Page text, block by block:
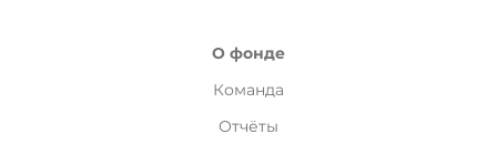
О фонде
Команда
Отчёты